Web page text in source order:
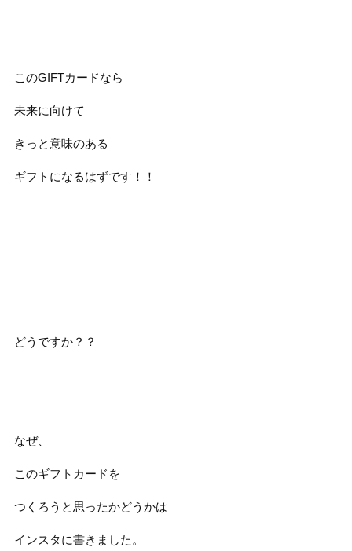
このGIFTカードなら
未来に向けて
きっと意味のある
ギフトになるはずです！！
どうですか？？
なぜ、
このギフトカードを
つくろうと思ったかどうかは
インスタに書きました。